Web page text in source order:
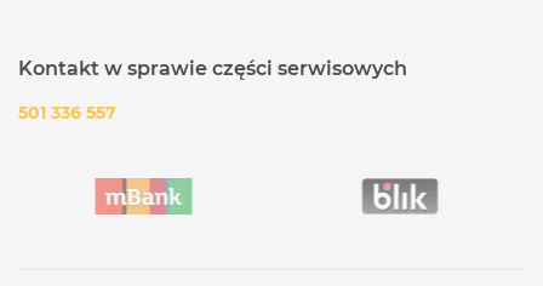
Kontakt w sprawie części serwisowych
501 336 557